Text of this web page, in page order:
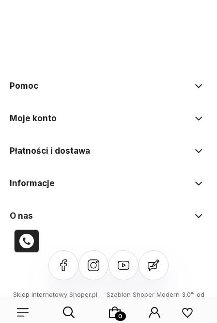
Pomoc
Moje konto
Płatności i dostawa
Informacje
O nas
Sklep internetowy Shoper.pl Szablon Shoper Modern 3.0™ od